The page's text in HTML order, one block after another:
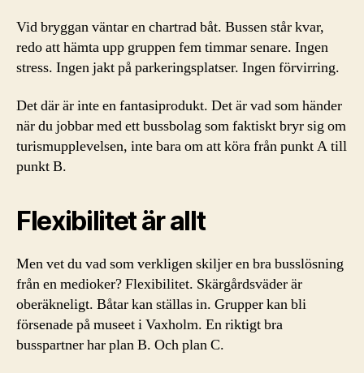
Vid bryggan väntar en chartrad båt. Bussen står kvar,
redo att hämta upp gruppen fem timmar senare. Ingen
stress. Ingen jakt på parkeringsplatser. Ingen förvirring.
Det där är inte en fantasiprodukt. Det är vad som händer
när du jobbar med ett bussbolag som faktiskt bryr sig om
turismupplevelsen, inte bara om att köra från punkt A till
punkt B.
Flexibilitet är allt
Men vet du vad som verkligen skiljer en bra busslösning
från en medioker? Flexibilitet. Skärgårdsväder är
oberäkneligt. Båtar kan ställas in. Grupper kan bli
försenade på museet i Vaxholm. En riktigt bra
busspartner har plan B. Och plan C.